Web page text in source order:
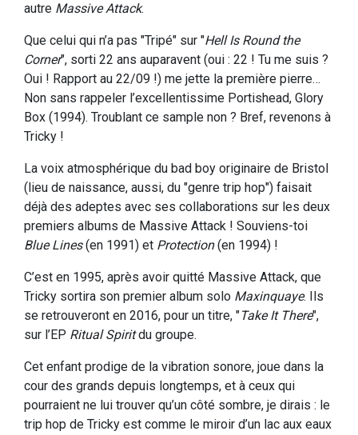
autre Massive Attack.
Que celui qui n’a pas "Tripé" sur "Hell Is Round the
Corner", sorti 22 ans auparavent (oui : 22 ! Tu me suis ?
Oui ! Rapport au 22/09 !) me jette la première pierre…
Non sans rappeler l’excellentissime Portishead, Glory
Box (1994). Troublant ce sample non ? Bref, revenons à
Tricky !
La voix atmosphérique du bad boy originaire de Bristol
(lieu de naissance, aussi, du "genre trip hop") faisait
déjà des adeptes avec ses collaborations sur les deux
premiers albums de Massive Attack ! Souviens-toi
Blue Lines(en 1991) et Protection(en 1994) !
C’est en 1995, après avoir quitté Massive Attack, que
Tricky sortira son premier album solo Maxinquaye. Ils
se retrouveront en 2016, pour un titre, "Take It There",
sur l’EP Ritual Spiritdu groupe.
Cet enfant prodige de la vibration sonore, joue dans la
cour des grands depuis longtemps, et à ceux qui
pourraient ne lui trouver qu’un côté sombre, je dirais : le
trip hop de Tricky est comme le miroir d’un lac aux eaux